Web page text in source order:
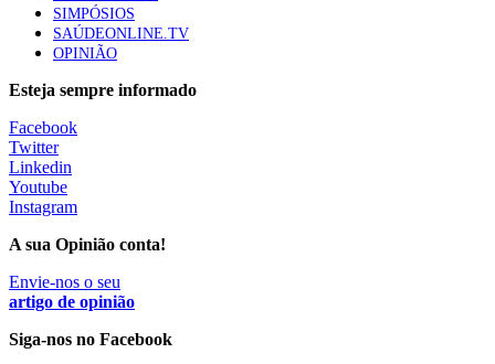
61 visualizações
MAIS NOTÍCIAS
Quase 11.900 jovens recorreram aos cheques psicólogo e
nutricionista no primeiro mês
7 Ago, 2026
ULS de Coimbra estreia cirurgia endoscópica do ouvido com
apoio robótico em Portugal
7 Ago, 2026|0 Comments
SIMPÓSIOS
SAÚDEONLINE.TV
OPINIÃO
Esteja sempre informado
Facebook
Twitter
Linkedin
Youtube
Instagram
A sua Opinião conta!
Envie-nos o seu
artigo de opinião
Siga-nos no Facebook